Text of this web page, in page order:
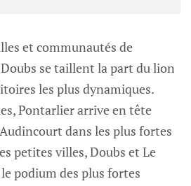
et communautés de
se taillent la part du lion
les plus dynamiques.
Pontarlier arrive en tête
dans les plus fortes
petites villes, Doubs et Le
podium des plus fortes